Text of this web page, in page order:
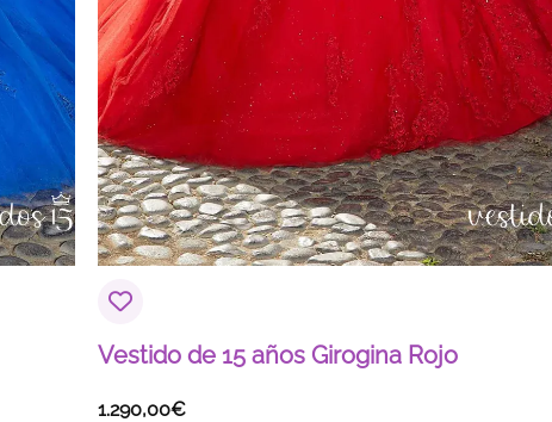
Vestido de 15 años Girogina Rojo
1.290,00€